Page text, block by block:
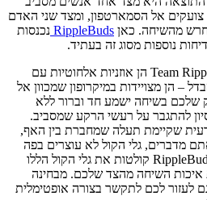
אל הסמארטפון, ומצד שני האדם
מהשיחה. כאן RippleBuds נכנסות
נוספות מסוג זה בעתיד.
RippleBuds של חברת Team RippleBuds הן אוזניות אלחוטיות עם
– הן מצויידות במיקרופון שמכוון אל
שלכם בשיחה ישמע חד וברור ללא
להתגבר על רעשי הרקע שמסביב.
שקיימת תעלה שמחברת בין האף,
מדברים, גלי הקול לא עוצרים בפה
שלכם אלא מגיעים עד האוזן. RippleBuds קולטות את גלי הקול הללו
השיחה מהצד שלכם. מבחינה
לעזור לכם לתקשר בצורה אופטימלית